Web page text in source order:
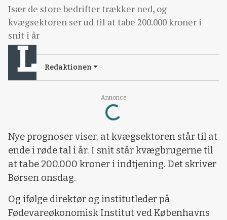
Annonce
Loading...
Især de store bedrifter trækker ned, og
kvægsektoren ser ud til at tabe 200.000 kroner i
snit i år
Redaktionen
Nye prognoser viser, at kvægsektoren står til at
ende i røde tal i år. I snit står kvægbrugerne til
at tabe 200.000 kroner i indtjening. Det skriver
Børsen onsdag.
Og ifølge direktør og institutleder på
Fødevareøkonomisk Institut ved Københavns